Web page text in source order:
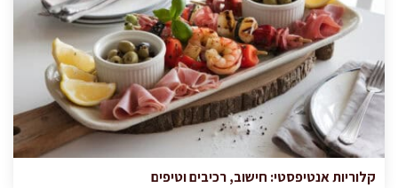
קלוריות אנטיפסטי: חישוב, רכיבים וטיפים